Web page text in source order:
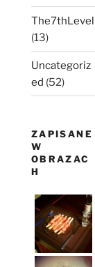
The7thLevel
(13)
Uncategoriz
ed (52)
ZAPISANE
W
OBRAZAC
H